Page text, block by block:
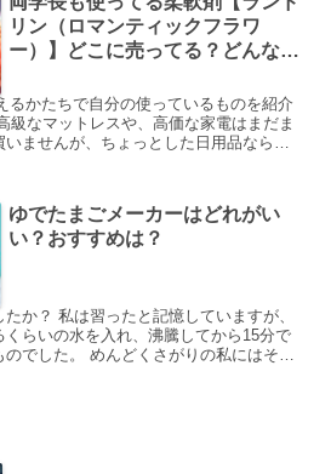
リン（ロマンティックフラワ
ー）】どこに売ってる？どんな匂
るかたちで自分の使っているものを紹介
級なマットレスや、高価な家電はまだま
ませんが、ちょっとした日用品なら真
ゆでたまごメーカーはどれがい
い？おすすめは？
か？ 私は習ったと記憶していますが、
らいの水を入れ、沸騰してから15分で
でした。 めんどくさがりの私にはそん